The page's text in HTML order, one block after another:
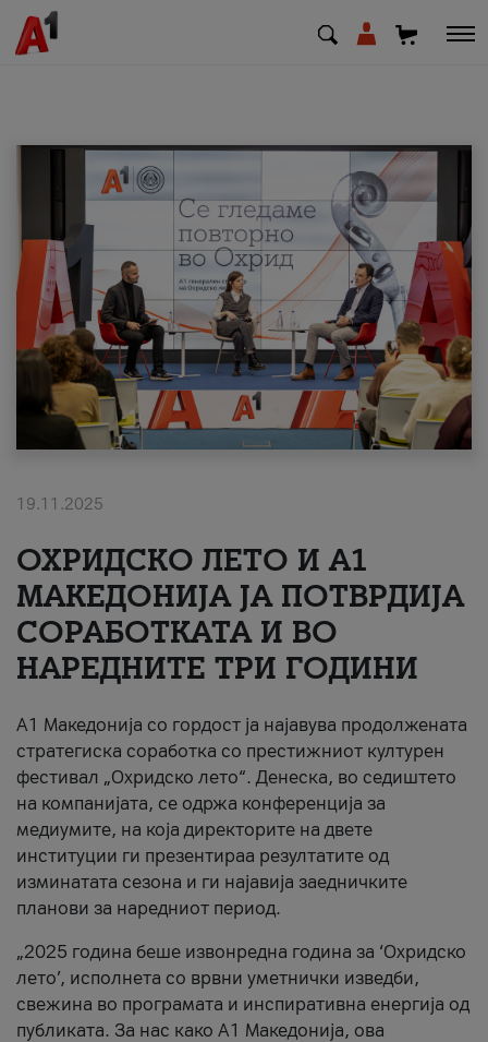
МК SQ
Приватни Деловни
Поддршка
Надополни кредит
#ПодобарОнлајн
19.11.2025
ОХРИДСКО ЛЕТО И A1
МАКЕДОНИЈА ЈА ПОТВРДИЈА
СОРАБОТКАТА И ВО
НАРЕДНИТЕ ТРИ ГОДИНИ
A1 Македонија со гордост ја најавува продолжената
стратегиска соработка со престижниот културен
фестивал „Охридско лето“. Денеска, во седиштето
на компанијата, се одржа конференција за
медиумите, на која директорите на двете
институции ги презентираа резултатите од
изминатата сезона и ги најавија заедничките
планови за наредниот период.
„2025 година беше извонредна година за ‘Охридско
лето’, исполнета со врвни уметнички изведби,
свежина во програмата и инспиративна енергија од
публиката. За нас како A1 Македонија, ова